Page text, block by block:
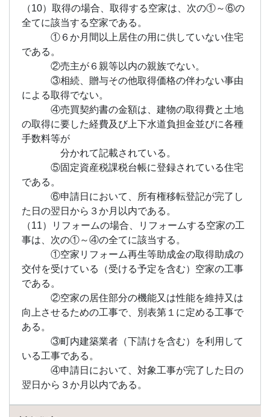
（10）取得の場合、取得する空家は、次の①～⑥の
全てに該当する空家である。
①６か月間以上居住の用に供していない住宅
である。
②売主が６親等以内の親族でない。
③相続、贈与その他取得価格の伴わない事由
による取得でない。
④売買契約書の金額は、建物の取得費と土地
の取得に要した経費及び上下水道負担金並びに各種
手数料等が
分かれて記載されている。
⑤固定資産税課税台帳に登録されている住宅
である。
⑥申請日において、所有権移転登記が完了し
た日の翌日から３か月以内である。
（11）リフォームの場合、リフォームする空家の工
事は、次の①～④の全てに該当する。
①空家リフォーム再生等助成金の取得助成の
交付を受けている（受ける予定を含む）空家の工事
である。
②空家の居住部分の機能又は性能を維持又は
向上させるための工事で、別表第１に定める工事で
ある。
③町内建築業者（下請けを含む）を利用して
いる工事である。
④申請日において、対象工事が完了した日の
翌日から３か月以内である。